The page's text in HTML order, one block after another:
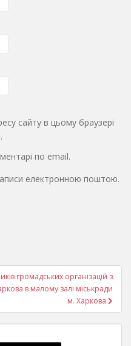
сайту в цьому браузері
по email.
електронною поштою.
громадських організацій з
в малому залі міськради
м. Харкова